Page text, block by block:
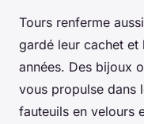
Tours renferme
gardé leur cachet et
années. Des bijoux
vous propulse dans
fauteuils en velours